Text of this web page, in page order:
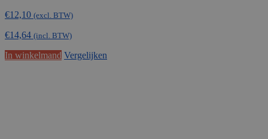
€12,10 (excl. BTW)
€14,64 (incl. BTW)
In winkelmand Vergelijken